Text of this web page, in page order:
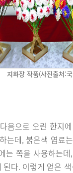
지화장 작품(사진출처:
음으로 오린 한지
는데, 붉은색 염료
는 쪽을 사용하는
다. 이렇게 얻은